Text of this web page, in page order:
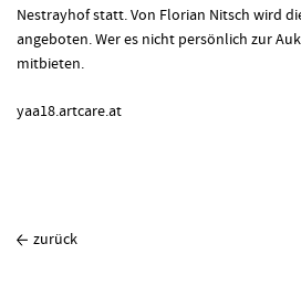
Nestrayhof statt. Von Florian Nitsch wird
angeboten. Wer es nicht persönlich zur
mitbieten.
yaa18.artcare.at
zurück